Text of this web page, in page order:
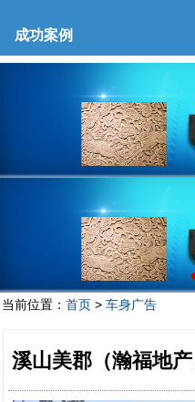
成功案例
当前位置： 首页> 车身广告
溪山美郡（瀚福地